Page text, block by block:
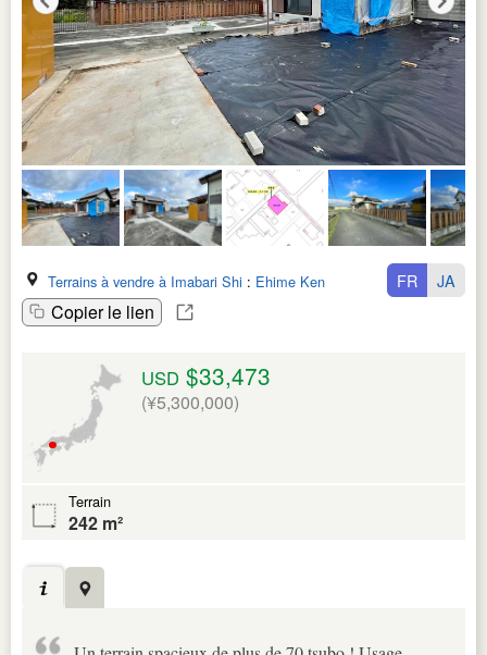
Terrains à vendre à Imabari Shi : Ehime Ken
Copier le lien
FR JA
USD $33,473
(¥5,300,000)
Terrain
242 m²